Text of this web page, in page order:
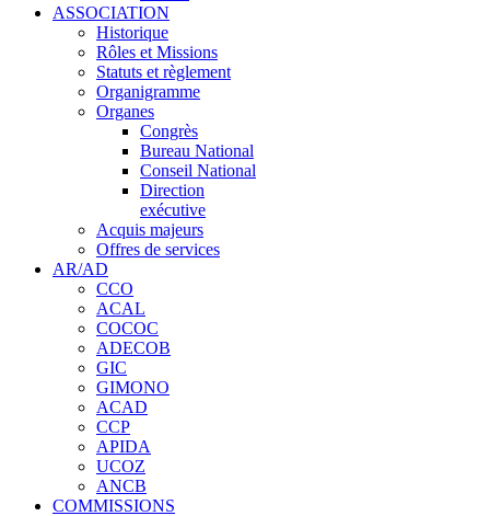
ASSOCIATION
Historique
Rôles et Missions
Statuts et règlement
Organigramme
Organes
Congrès
Bureau National
Conseil National
Direction
exécutive
Acquis majeurs
Offres de services
AR/AD
CCO
ACAL
COCOC
ADECOB
GIC
GIMONO
ACAD
CCP
APIDA
UCOZ
ANCB
COMMISSIONS